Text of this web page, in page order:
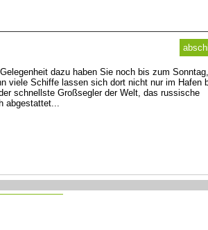
dazu haben Sie noch bis zum Sonntag,
viele Schiffe lassen sich dort nicht nur im Hafen
schnellste Großsegler der Welt, das russische
abgestattet...